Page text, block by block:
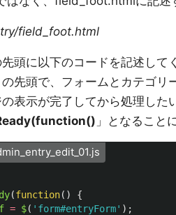
field_foot.html
頭に以下のコードを記述して
の先頭で、フォームとカテゴ
表示が完了してから処理した
」となること
(function()
{
f = $( ' form#entryForm' );